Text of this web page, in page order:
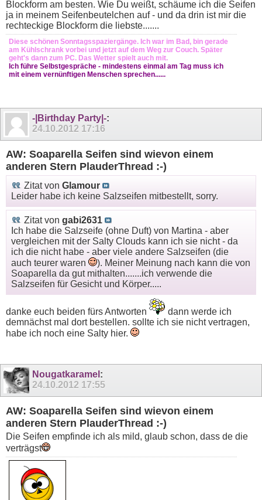
Blockform am besten. Wie Du weißt, schäume ich die Seifen
ja in meinem Seifenbeutelchen auf - und da drin ist mir die
rechteckige Blockform die liebste.......
Diese schönen Sonntagsspaziergänge. Ich war im Bad, bin gerade
am Kühlschrank vorbei und jetzt auf dem Weg zur Couch. Später
geht's dann zum PC. Das Wetter spielt auch mit.
Ich führe Selbstgespräche - mindestens einmal am Tag muss ich
mit einem vernünftigen Menschen sprechen......
-|Birthday Party|-:
24.10.2012 17:16
AW: Soaparella Seifen sind wievon einem
anderen Stern PlauderThread :-)
Zitat von Glamour
Leider habe ich keine Salzseifen mitbestellt, sorry.
Zitat von gabi2631
Ich habe die Salzseife (ohne Duft) von Martina - aber
vergleichen mit der Salty Clouds kann ich sie nicht - da
ich die nicht habe - aber viele andere Salzseifen (die
auch teurer waren
). Meiner Meinung nach kann die von
Soaparella da gut mithalten.......ich verwende die
Salzseifen für Gesicht und Körper.....
danke euch beiden fürs Antworten
dann werde ich
demnächst mal dort bestellen. sollte ich sie nicht vertragen,
habe ich noch eine Salty hier.
Nougatkaramel :
24.10.2012 17:55
AW: Soaparella Seifen sind wievon einem
anderen Stern PlauderThread :-)
Die Seifen empfinde ich als mild, glaub schon, dass de die
verträgst